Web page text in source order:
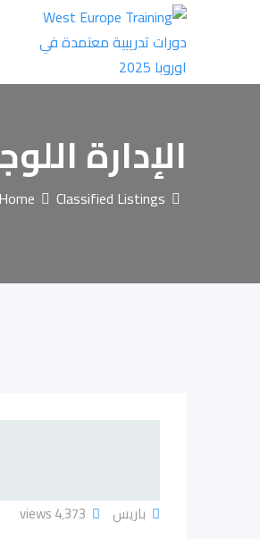
الإدارة
Home Classified Listings
باريس 4٬373 views